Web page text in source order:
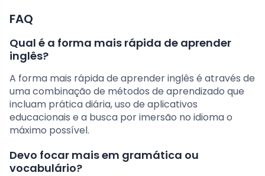
FAQ
Qual é a forma mais rápida de aprender
inglês?
A forma mais rápida de aprender inglês é através de
uma combinação de métodos de aprendizado que
incluam prática diária, uso de aplicativos
educacionais e a busca por imersão no idioma o
máximo possível.
Devo focar mais em gramática ou
vocabulário?